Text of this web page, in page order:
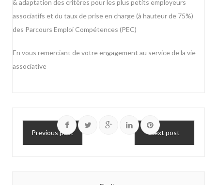
& adaptation des critères pour les plus petits employeurs
associatifs et du taux de prise en charge (à hauteur de 75%)
des Parcours Emploi Compétences (PEC)
En vous remerciant de votre engagement au service de la vie
associative
Previous post Next post